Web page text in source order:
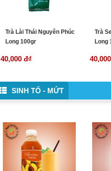
Trà Lài Thái Nguyên Phúc
Long 100gr
40,000 đ₫
Trà
Long
SINH TỐ - MỨT